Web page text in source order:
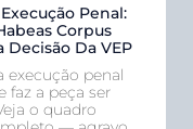
Penal:
Corpus
Decisão Da VEP
execução penal
faz a peça ser
o quadro